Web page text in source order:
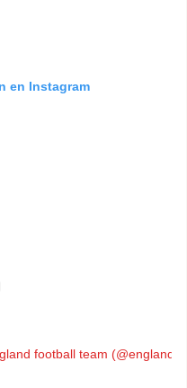
en Instagram
football team (@england)